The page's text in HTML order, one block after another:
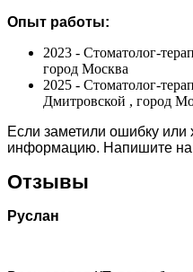
Опыт работы:
2023 - Стоматолог-
город Москва
2025 - Стоматолог-
Дмитровской , город
Если заметили ошибку или
информацию. Напишите
Отзывы
Руслан